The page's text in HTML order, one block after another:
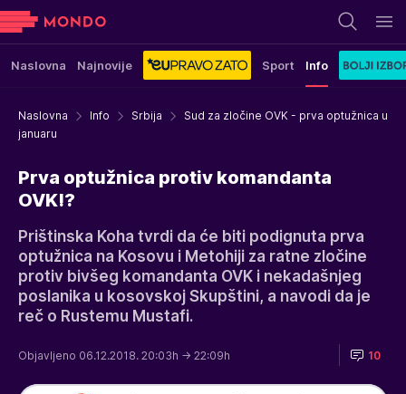
Naslovna Najnovije Sport Info
Naslovna Info Srbija
Sud za zločine OVK - prva optužnica u
januaru
Prva optužnica protiv komandanta
OVK!?
Prištinska Koha tvrdi da će biti podignuta prva
optužnica na Kosovu i Metohiji za ratne zločine
protiv bivšeg komandanta OVK i nekadašnjeg
poslanika u kosovskoj Skupštini, a navodi da je
reč o Rustemu Mustafi.
Objavljeno 06.12.2018. 20:03h → 22:09h 10